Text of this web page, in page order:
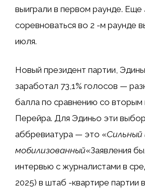
выиграли в первом раунде. Еще
соревноваться во 2 -м раунде
июля.
Новый президент партии,
заработал 73,1% голосов —
балла по сравнению со
Перейра. Для Эдиньо эти
аббревиатура — это «Сильный
мобилизованный«Заявления
интервью с журналистами в
2025) в штаб -квартире партии